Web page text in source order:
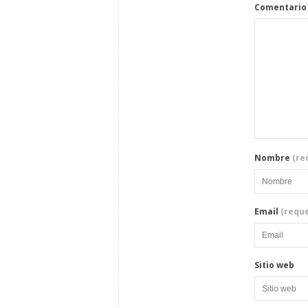
Comentario
Nombre
Email
Sitio web